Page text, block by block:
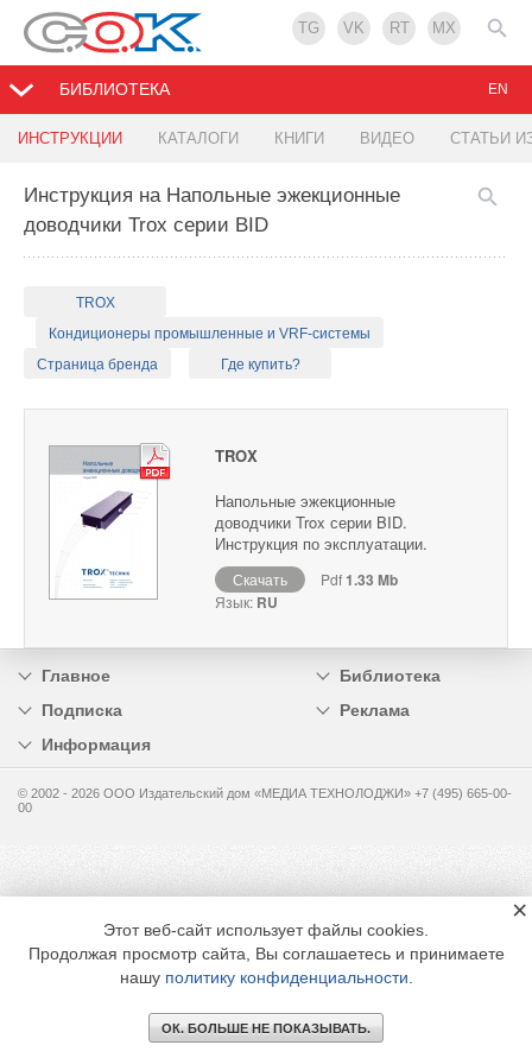
TG VK RT MX
БИБЛИОТЕКА
ИНСТРУКЦИИ КАТАЛОГИ КНИГИ ВИДЕО СТАТЬИ
EN
Инструкция на Напольные эжекционные
доводчики Trox серии BID
TROX
Кондиционеры промышленные и VRF-системы
Страница бренда
Где купить?
TROX
Напольные эжекционные
доводчики Trox серии BID.
Инструкция по эксплуатации.
Скачать Pdf1.33 Mb
Язык: RU
Главное
Библиотека
Подписка
Реклама
Информация
© 2002 - 2026 OOO Издательский дом «МЕДИА ТЕХНОЛОДЖИ» +7 (495) 665-00-
00
Этот веб-сайт использует файлы cookies.
Продолжая просмотр сайта, Вы соглашаетесь и принимаете
нашу политику конфиденциальности
ОК. БОЛЬШЕ НЕ ПОКАЗЫВАТЬ.
×